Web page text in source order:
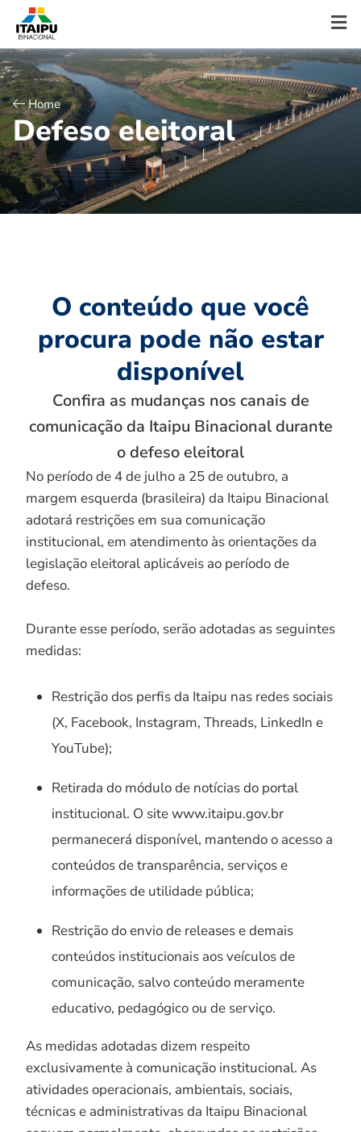
Home
Defeso eleitoral
O conteúdo que você
procura pode não estar
disponível
Confira as mudanças nos canais de
comunicação da Itaipu Binacional durante
o defeso eleitoral
No período de 4 de julho a 25 de outubro, a
margem esquerda (brasileira) da Itaipu Binacional
adotará restrições em sua comunicação
institucional, em atendimento às orientações da
legislação eleitoral aplicáveis ao período de
defeso.
Durante esse período, serão adotadas as seguintes
medidas:
Restrição dos perfis da Itaipu nas redes sociais
(X, Facebook, Instagram, Threads, LinkedIn e
YouTube);
Retirada do módulo de notícias do portal
institucional. O site www.itaipu.gov.br
permanecerá disponível, mantendo o acesso a
conteúdos de transparência, serviços e
informações de utilidade pública;
Restrição do envio de releases e demais
conteúdos institucionais aos veículos de
comunicação, salvo conteúdo meramente
educativo, pedagógico ou de serviço.
As medidas adotadas dizem respeito
exclusivamente à comunicação institucional. As
atividades operacionais, ambientais, sociais,
técnicas e administrativas da Itaipu Binacional